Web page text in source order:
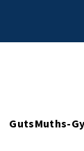
GutsMuths-